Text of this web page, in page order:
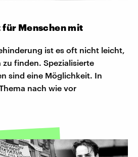
Menschen mit
ist es oft nicht leicht,
finden. Spezialisierte
sind eine Möglichkeit. In
nach wie vor